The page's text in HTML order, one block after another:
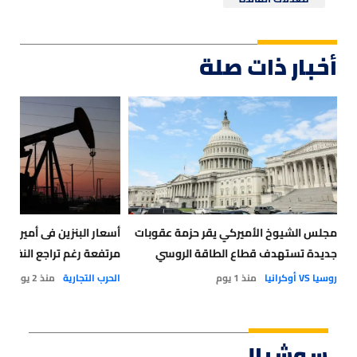
أخبار ذات صلة
مجلس الشيوخ الأميركي يقر حزمة عقوبات
جديدة تستهدف قطاع الطاقة الروسي
روسيا VS أوكرانيا منذ 1 يوم
أسعار البنزين فى
مرتفعة رغم تراجع النفط
الحرب التجارية منذ 2 يوم